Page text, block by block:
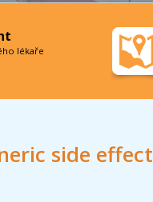
side effect
lékaře